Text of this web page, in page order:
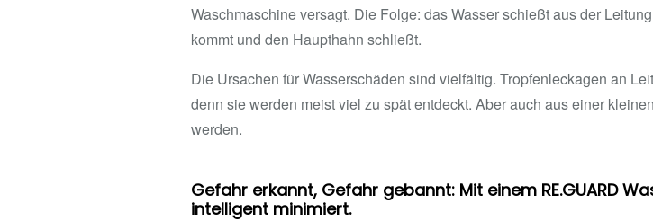
Waschmaschine versagt. Die Folge: das Wasser schießt aus der
kommt und den Haupthahn schließt.
Die Ursachen für Wasserschäden sind vielfältig. Tropfenleckagen an
denn sie werden meist viel zu spät entdeckt. Aber auch aus einer
werden.
Gefahr erkannt, Gefahr gebannt: Mit einem RE.GUARD
intelligent minimiert.